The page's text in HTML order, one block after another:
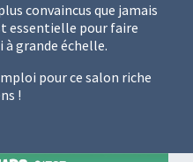
convaincus que jamais
essentielle pour faire
grande échelle.
pour ce salon riche
!